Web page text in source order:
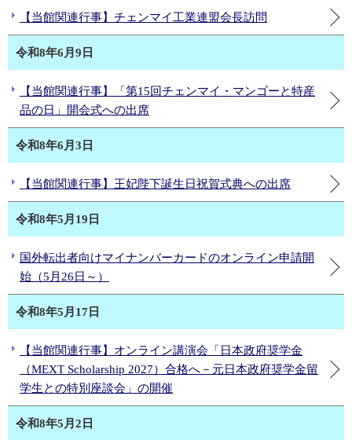
【当館関連行事】チェンマイ工業連盟会長訪問
令和8年6月9日
【当館関連行事】「第15回チェンマイ・マンゴーと特産
品の日」開会式への出席
令和8年6月3日
【当館関連行事】王妃陛下誕生日祝賀式典への出席
令和8年5月19日
国外転出者向けマイナンバーカードのオンライン申請開
始（5月26日～）
令和8年5月17日
【当館関連行事】オンライン講演会「日本政府奨学金
（MEXT Scholarship 2027）合格へ－元日本政府奨学金留
学生との特別座談会」の開催
令和8年5月2日